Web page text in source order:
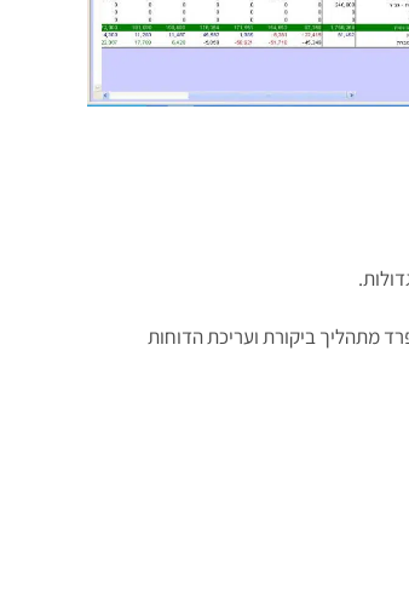
מתהליך ביקורת ועריכת הדוחות